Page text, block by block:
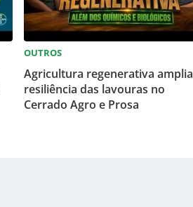
OUTROS
Agricultura regenerativa amplia
resiliência das lavouras no
Cerrado Agro e Prosa